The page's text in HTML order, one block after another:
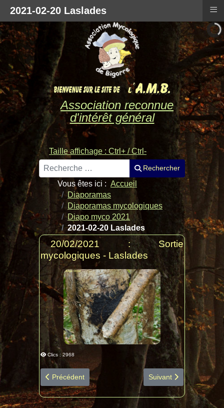
Association reconnue
d'intérêt général
Taille affichage : Ctrl+ / Ctrl-
Rechercher
Rechercher
Vous êtes ici : Accueil
Diaporamas
Diaporamas mycologiques
Diapo myco 2021
2021-02-20 Laslades
20/02/2021 : Sortie
mycologiques - Laslades
Clics : 2968
Article précédent : 2021-03-14 Bois du Commandeur
Précédent Article suivant : 2021-
Suivant
2021-02-20 Laslades ≡